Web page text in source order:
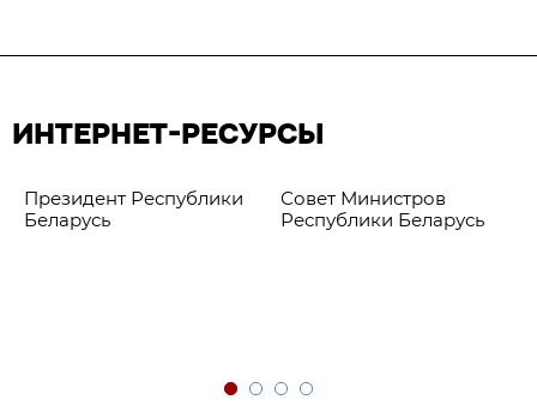
ИНТЕРНЕТ-РЕСУРСЫ
Президент Республики
Беларусь
Совет Министров
Республики Беларусь